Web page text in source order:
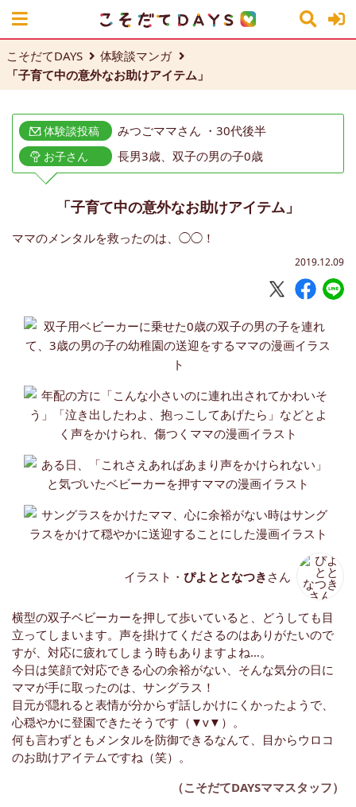
こそだてDAYS
体験談マンガ
「子育て中の意外なお助けアイテム」
体験談投稿 みつごママさん ・30代後半
お子さん 長男3歳、双子の男の子0歳
「子育て中の意外なお助けアイテム」
ママのメンタルを救ったのは、◯◯！
2019.12.09
イラスト・ ぴよととなつき さん
横型の双子ベビーカーを押して歩いていると、どうしても目
立ってしまいます。声を掛けてくださるのはありがたいので
すが、対応に疲れてしまう時もありますよね…。
今日は笑顔で対応できる心の余裕がない、そんな気分の日に
ママが手に取ったのは、サングラス！
目元が隠れると表情が分からず話しかけにくかったようで、
心穏やかに登園できたそうです（▼v▼）。
何も言わずともメンタルを防御できるなんて、目からウロコ
のお助けアイテムですね（笑）。
（こそだてDAYSママスタッフ）